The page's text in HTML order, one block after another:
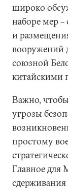
широко
наборе мер
и
вооружений
союзной
китайскими
Важно,
угрозы
простому
Главное для